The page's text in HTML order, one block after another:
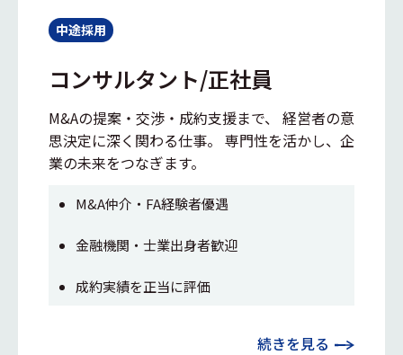
中途採用
コンサルタント/正社員
M&Aの提案・交渉・成約支援まで、 経営者の意
思決定に深く関わる仕事。 専門性を活かし、企
業の未来をつなぎます。
M&A仲介・FA経験者優遇
金融機関・士業出身者歓迎
成約実績を正当に評価
続きを見る